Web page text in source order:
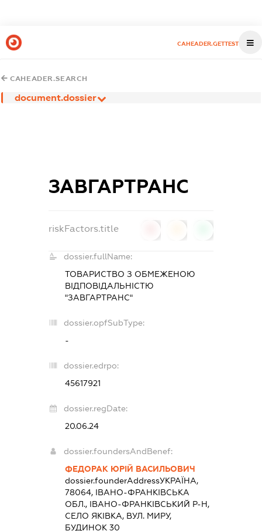
CAHEADER.GETTEST
CAHEADER.SEARCH
document.dossier
ЗАВГАРТРАНС
riskFactors.title
dossier.fullName:
ТОВАРИСТВО З ОБМЕЖЕНОЮ
ВІДПОВІДАЛЬНІСТЮ
"ЗАВГАРТРАНС"
dossier.opfSubType:
-
dossier.edrpo:
45617921
dossier.regDate:
20.06.24
dossier.foundersAndBenef:
ФЕДОРАК ЮРІЙ ВАСИЛЬОВИЧ
dossier.founderAddressУКРАЇНА,
78064, ІВАНО-ФРАНКІВСЬКА
ОБЛ., ІВАНО-ФРАНКІВСЬКИЙ Р-Н,
СЕЛО ЯКІВКА, ВУЛ. МИРУ,
БУДИНОК 30